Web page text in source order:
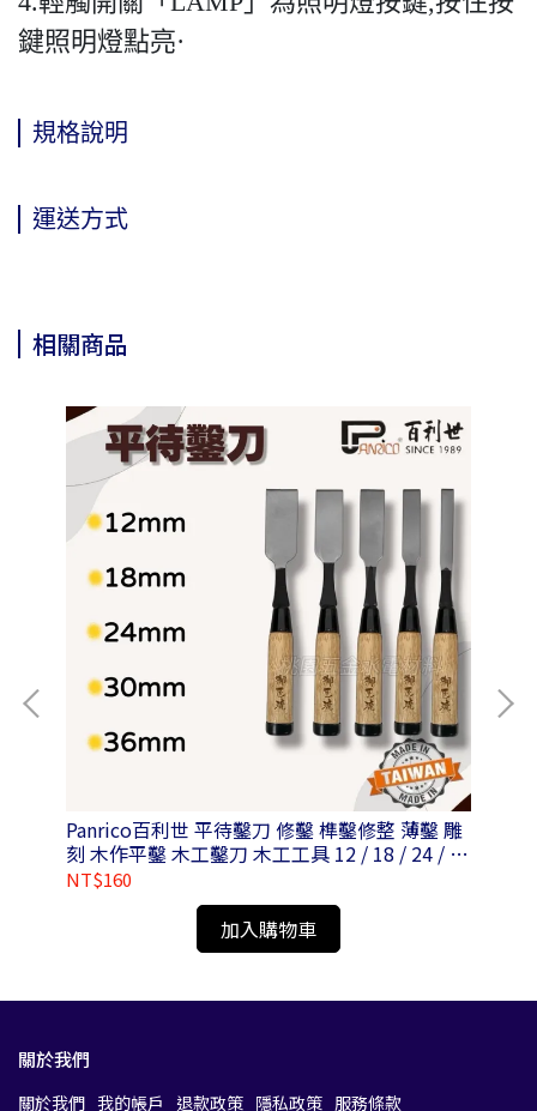
鍵照明燈點亮·
規格說明
運送方式
相關商品
Panrico百利世 平待鑿刀 修鑿 榫鑿修整 薄鑿 雕
刻 木作平鑿 木工鑿刀 木工工具 12 / 18 / 24 / 30
/ 36mm
NT$160
加入購物車
關於我們
關於我們 我的帳戶 退款政策 隱私政策 服務條款